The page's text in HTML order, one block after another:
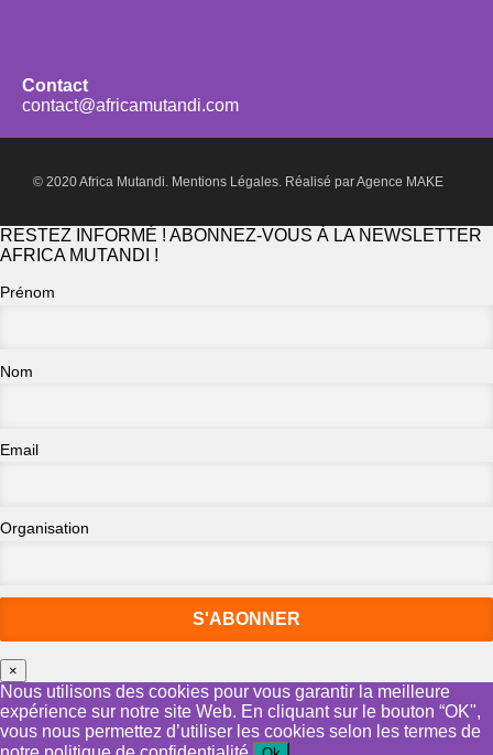
Contact
contact@africamutandi.com
© 2020 Africa Mutandi. Mentions Légales. Réalisé parAgence MAKE
RESTEZ INFORMÉ ! ABONNEZ-VOUS À LA NEWSLETTER
AFRICA MUTANDI !
Prénom
Nom
Email
Organisation
×
Nous utilisons des cookies pour vous garantir la meilleure
expérience sur notre site Web. En cliquant sur le bouton “OK",
vous nous permettez d’utiliser les cookies selon les termes de